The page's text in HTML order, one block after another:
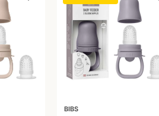
BIBS